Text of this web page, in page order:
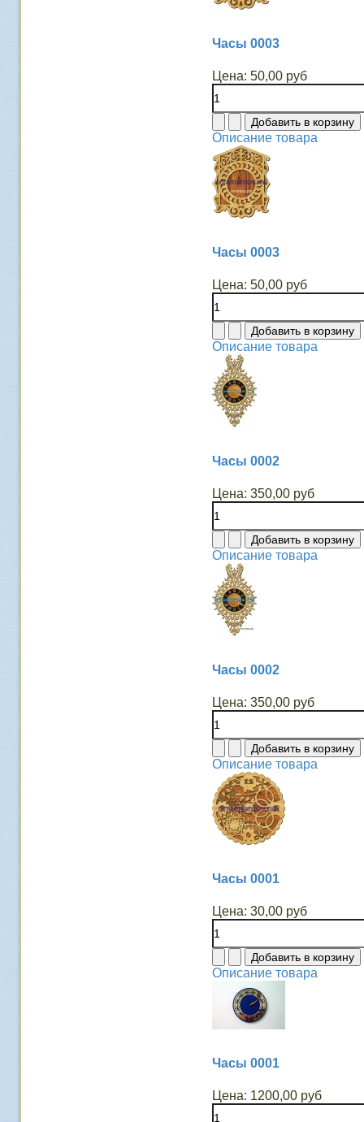
Часы 0003
Цена: 50,00 руб
Описание товара
Часы 0003
Цена: 50,00 руб
Описание товара
Часы 0002
Цена: 350,00 руб
Описание товара
Часы 0002
Цена: 350,00 руб
Описание товара
Часы 0001
Цена: 30,00 руб
Описание товара
Часы 0001
Цена: 1200,00 руб